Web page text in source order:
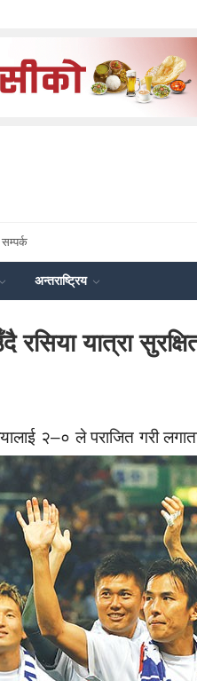
सम्पर्क
अन्तराष्ट्रिय
यात्रा
२–० ले पराजित गरी